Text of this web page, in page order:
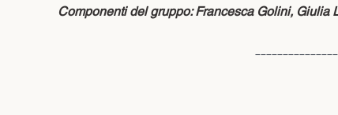
Componenti del gruppo: Francesca Golini,